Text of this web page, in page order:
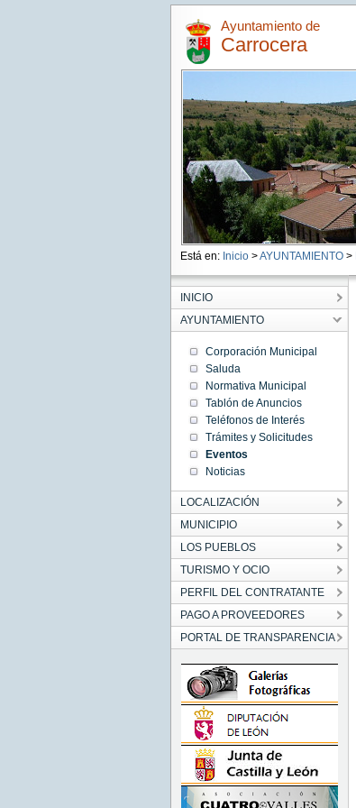
Ayuntamiento de
Carrocera
Está en: Inicio >AYUNTAMIENTO>
INICIO
AYUNTAMIENTO
Corporación Municipal
Saluda
Normativa Municipal
Tablón de Anuncios
Teléfonos de Interés
Trámites y Solicitudes
Eventos
Noticias
LOCALIZACIÓN
MUNICIPIO
LOS PUEBLOS
TURISMO Y OCIO
PERFIL DEL CONTRATANTE
PAGO A PROVEEDORES
PORTAL DE TRANSPARENCIA